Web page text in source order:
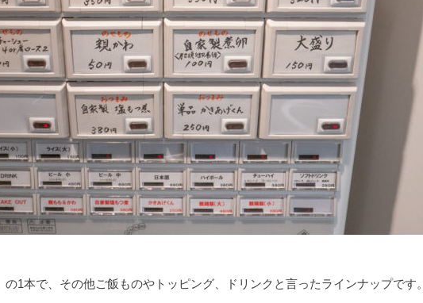
1本で、その他ご飯ものやトッピング、ドリンクと言ったラインナップです。